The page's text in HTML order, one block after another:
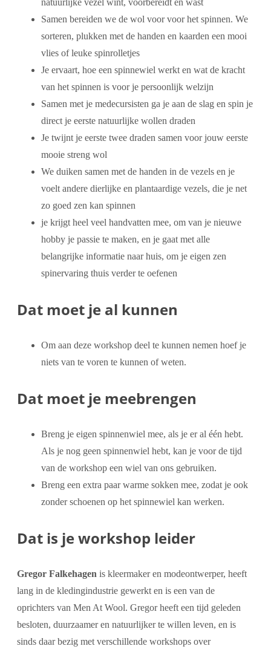
Samen bereiden we de wol voor voor het spinnen. We
sorteren, plukken met de handen en kaarden een mooi
vlies of leuke spinrolletjes
Je ervaart, hoe een spinnewiel werkt en wat de kracht
van het spinnen is voor je persoonlijk welzijn
Samen met je medecursisten ga je aan de slag en spin je
direct je eerste natuurlijke wollen draden
Je twijnt je eerste twee draden samen voor jouw eerste
mooie streng wol
We duiken samen met de handen in de vezels en je
voelt andere dierlijke en plantaardige vezels, die je net
zo goed zen kan spinnen
je krijgt heel veel handvatten mee, om van je nieuwe
hobby je passie te maken, en je gaat met alle
belangrijke informatie naar huis, om je eigen zen
spinervaring thuis verder te oefenen
Dat moet je al kunnen
Om aan deze workshop deel te kunnen nemen hoef je
niets van te voren te kunnen of weten.
Dat moet je meebrengen
Breng je eigen spinnenwiel mee, als je er al één hebt.
Als je nog geen spinnenwiel hebt, kan je voor de tijd
van de workshop een wiel van ons gebruiken.
Breng een extra paar warme sokken mee, zodat je ook
zonder schoenen op het spinnewiel kan werken.
Dat is je workshop leider
Gregor Falkehagen is kleermaker en modeontwerper, heeft
lang in de kledingindustrie gewerkt en is een van de
oprichters van Men At Wool. Gregor heeft een tijd geleden
besloten, duurzaamer en natuurlijker te willen leven, en is
sinds daar bezig met verschillende workshops over